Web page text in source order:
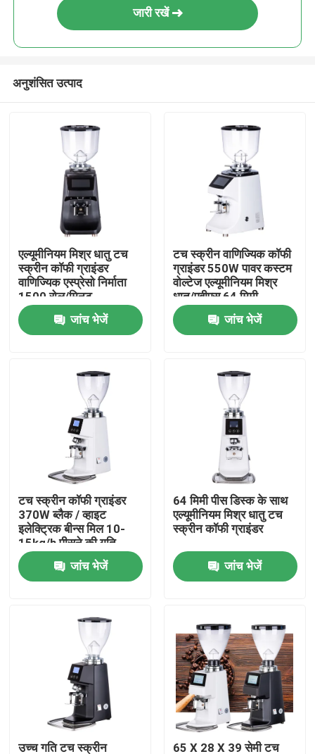
वीआर दिखाएँ
हमारे बारे में
कारखाना भ्रमण
गुणवत्ता नियंत्रण
कॉफी बीन ग्राइंडर
गड़गड़ाहट कॉफी की चक्की
जारी रखें
अनुशंसित उत्पाद
एल्यूमीनियम मिश्र धातु टच
स्क्रीन कॉफी ग्राइंडर
वाणिज्यिक एस्प्रेसो निर्माता
1500 रोल/मिनट
जांच भेजें
टच स्क्रीन वाणिज्यिक कॉफी
ग्राइंडर 550W पावर कस्टम
वोल्टेज एल्यूमीनियम मिश्र
धातु/एबीएस 64 मिमी
ग्राइंडिंग डिस्क
जांच भेजें
टच स्क्रीन कॉफी ग्राइंडर
370W ब्लैक / व्हाइट
इलेक्ट्रिक बीन्स मिल 10-
15kg/h पीसने की गति
जांच भेजें
64 मिमी पीस डिस्क के साथ
एल्यूमीनियम मिश्र धातु टच
स्क्रीन कॉफी ग्राइंडर
जांच भेजें
उच्च गति टच स्क्रीन 65 X 28 X 39 सेमी टच